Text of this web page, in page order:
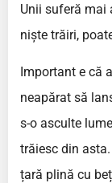
Unii suferă mai
niște trăiri,
Important e că
neapărat să
s-o asculte
trăiesc din
țară plină cu